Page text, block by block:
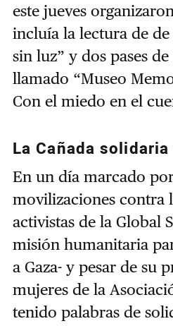
este jueves
incluía la lectura de
sin luz” y dos pases
llamado “Museo
Con el miedo en el
La Cañada
En un día marcado
movilizaciones contra
activistas de la Global
misión humanitaria
a Gaza- y pesar de su
mujeres de la
tenido palabras de